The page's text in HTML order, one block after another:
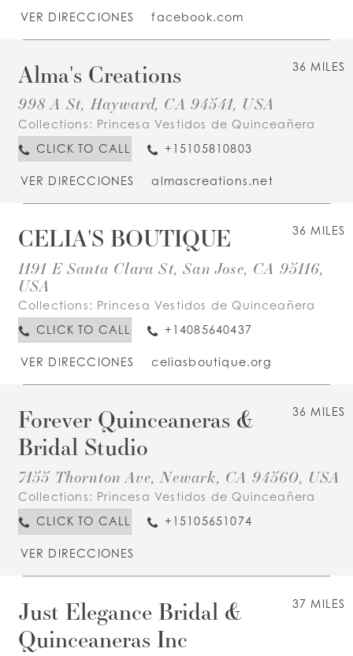
VER DIRECCIONES facebook.com
36 MILES
Alma's Creations
998 A St, Hayward, CA 94541, USA
Collections: Princesa Vestidos de Quinceañera
CLICK TO CALL
+15105810803
VER DIRECCIONES almascreations.net
36 MILES
CELIA'S BOUTIQUE
1191 E Santa Clara St, San Jose, CA 95116,
USA
Collections: Princesa Vestidos de Quinceañera
CLICK TO CALL
+14085640437
VER DIRECCIONES celiasboutique.org
36 MILES
Forever Quinceaneras &
Bridal Studio
7155 Thornton Ave, Newark, CA 94560, USA
Collections: Princesa Vestidos de Quinceañera
CLICK TO CALL
+15105651074
VER DIRECCIONES
37 MILES
Just Elegance Bridal &
Quinceaneras Inc